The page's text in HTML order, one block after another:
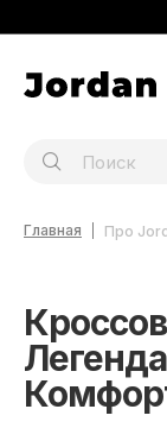
Главная Про